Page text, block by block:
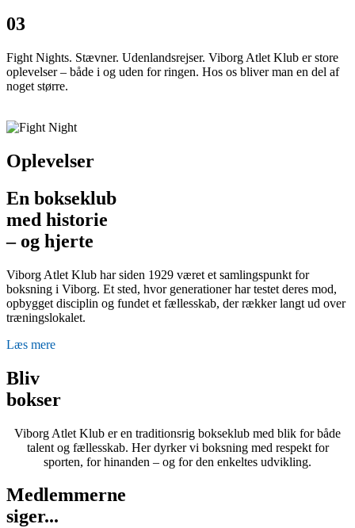
03
Fight Nights. Stævner. Udenlandsrejser. Viborg Atlet Klub er store
oplevelser – både i og uden for ringen. Hos os bliver man en del af
noget større.
Oplevelser
En bokseklub
med historie
– og hjerte
Viborg Atlet Klub har siden 1929 været et samlingspunkt for
boksning i Viborg. Et sted, hvor generationer har testet deres mod,
opbygget disciplin og fundet et fællesskab, der rækker langt ud over
træningslokalet.
Læs mere
Bliv
bokser
Viborg Atlet Klub er en traditionsrig bokseklub med blik for både
talent og fællesskab. Her dyrker vi boksning med respekt for
sporten, for hinanden – og for den enkeltes udvikling.
Medlemmerne
siger...